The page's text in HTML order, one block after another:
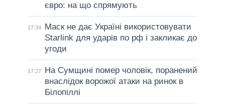
євро: на що спрямують
17:34
Маск не дає Україні використовувати
Starlink для ударів по рф і закликає до
угоди
17:27
На Сумщині помер чоловік, поранений
внаслідок ворожої атаки на ринок в
Білопіллі